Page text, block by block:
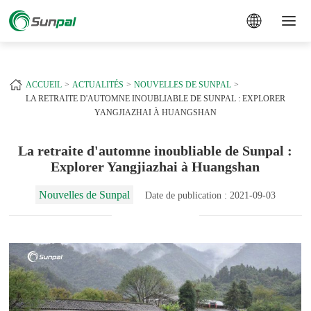
ACCUEIL ACTUALITÉS
NOUVELLES DE SUNPAL
LA RETRAITE D'AUTOMNE INOUBLIABLE DE SUNPAL : EXPLORER
YANGJIAZHAI À HUANGSHAN
La retraite d'automne inoubliable de Sunpal :
Explorer Yangjiazhai à Huangshan
Nouvelles de Sunpal Date de publication : 2021-09-03